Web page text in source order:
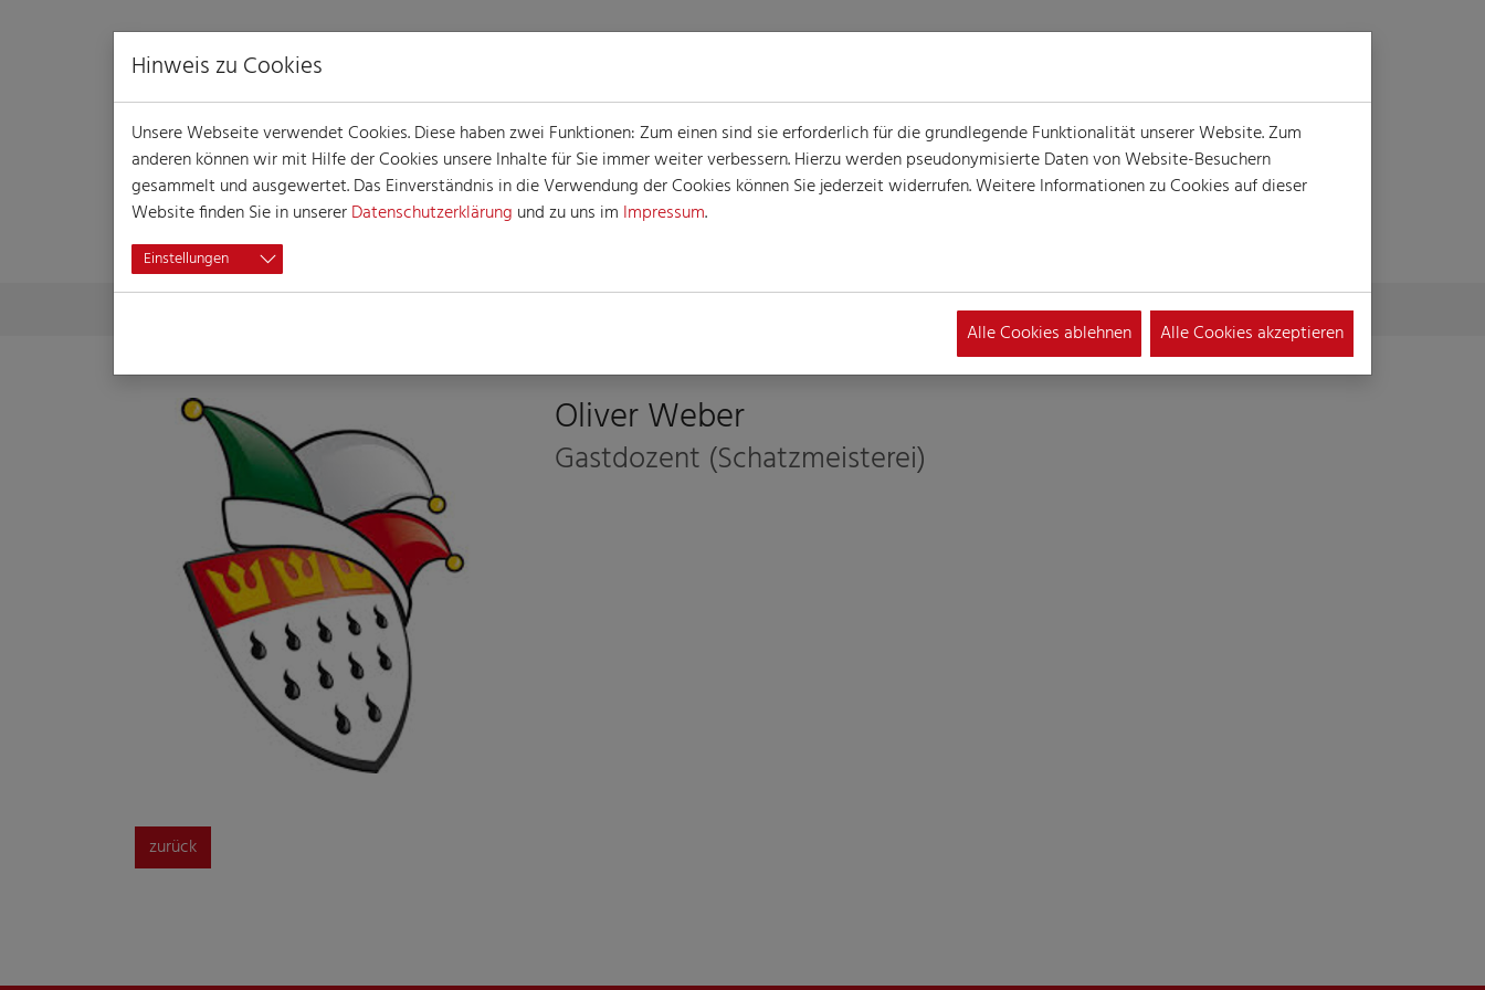
DOZENT
Skip to main contentYou are here:
Oliver Weber
Gastdozent (Schatzmeisterei)
zurück
Hinweis zu Cookies
Unsere Webseite verwendet Cookies. Diese haben zwei Funktionen: Zum einen sind sie erforderlich für die grundlegende Funktionalität unserer Website. Zum
anderen können wir mit Hilfe der Cookies unsere Inhalte für Sie immer weiter verbessern. Hierzu werden pseudonymisierte Daten von Website-Besuchern
gesammelt und ausgewertet. Das Einverständnis in die Verwendung der Cookies können Sie jederzeit widerrufen. Weitere Informationen zu Cookies auf dieser
Website finden Sie in unsererDatenschutzerklärung und zu uns im Impressum.
Einstellungen
Alle Cookies ablehnen Alle Cookies akzeptieren